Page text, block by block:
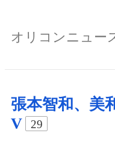
オリコンニュー
張本智和、美
V
29